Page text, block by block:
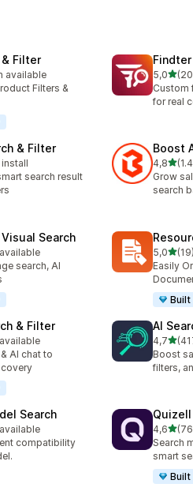
& Filter
available
Filters &
5,05
toplam
Custom
for real
& Filter
search result
Boost
4,85
toplam
Grow
search
Search
search, AI
5,05 (19)
toplam
Easily
& Filter
AI chat to
AI
4,75
toplam
Boost
filters,
Search
compatibility
Quizell
4,65
toplam
Search
smart